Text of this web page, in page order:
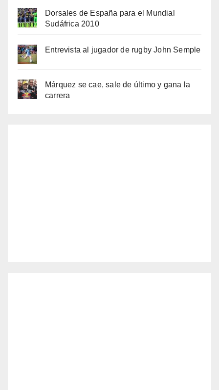
Dorsales de España para el Mundial
Sudáfrica 2010
Entrevista al jugador de rugby John Semple
Márquez se cae, sale de último y gana la
carrera